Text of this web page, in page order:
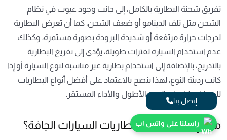
تفريق شحنة البطارية بالكامل، إلى جانب وجود عيوب في نظام
الشحن مثل تلف الدينامو أو ضعف الشحن، كما أن تعرض البطارية
لدرجات حرارة مرتفعة أو شديدة البرودة بصورة مستمرة، وكذلك
عدم استخدام السيارة لفترات طويلة، يؤدي إلى تفريغ البطارية
بالتدريج، بالإضافة إلى استخدام بطارية غير مناسبة لنوع السيارة أو إذا
كانت رديئة النوع، لهذا ينصح بالاعتماد على أفضل أنواع البطاريات
للسيارات لضمان العمر الأطول والأداء المستقر.
ما هي علامات تلف بطاريات السيارات الجافة؟
إتصل بنا
راسلنا على واتس اب